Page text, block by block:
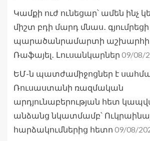
Կամքի ուժ ունեցար՝ ամեն ինչ
միշտ բդի մարդ մնաս․ գյումրեցի
պարածանրամարտի աշխարհի
Ռաֆայել․ Լուսանկարներ 09/08/
ԵՄ-ն պատժամիջոցներ է
Ռուսաստանի ռազմական
արդյունաբերության հետ
անձանց նկատմամբ՝
հարձակումներից հետո 09/08/